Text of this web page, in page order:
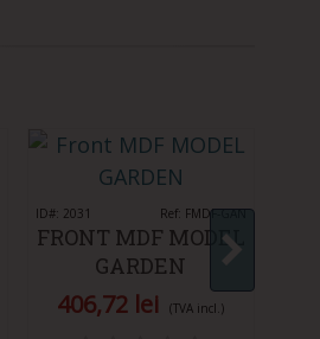
Îmi place
ID#: 2031 Ref: FMDF-GAN
FRONT MDF MODEL
GARDEN
406,72 lei (TVA incl.)